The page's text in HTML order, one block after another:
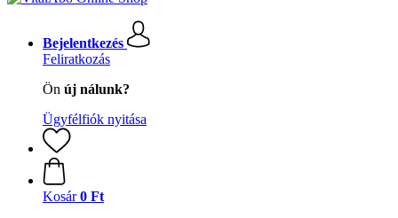
Bejelentkezés
Feliratkozás
Ön új nálunk?
Ügyfélfiók nyitása
Kosár 0 Ft